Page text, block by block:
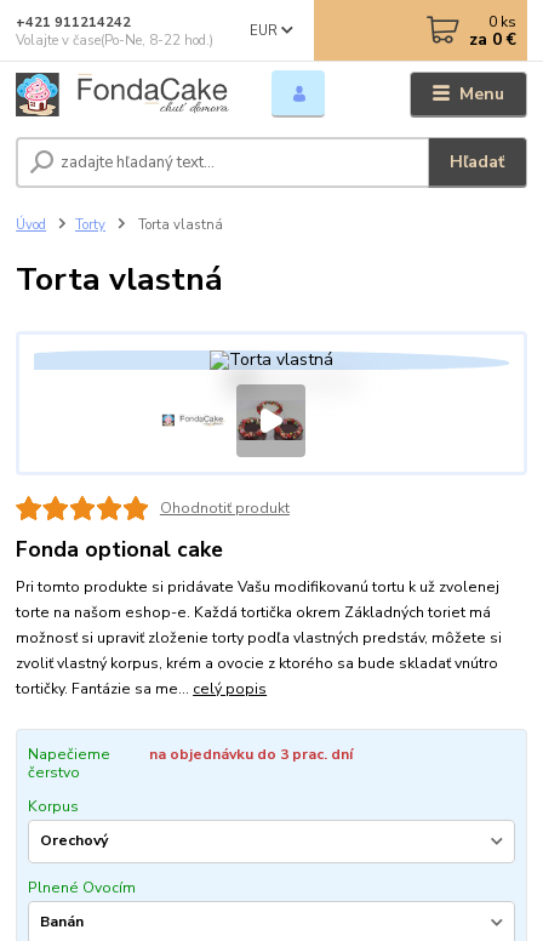
Menu
EUR
Hľadať
+421 911214242
Volajte v čase(Po-Ne, 8-22 hod.)
0 ks
za 0 €
Úvod Torty Torta vlastná
Torta vlastná
Ohodnotiť produkt
Fonda optional cake
Pri tomto produkte si pridávate Vašu modifikovanú tortu k už zvolenej
torte na našom eshop-e. Každá tortička okrem Základných toriet má
možnosť si upraviť zloženie torty podľa vlastných predstáv, môžete si
zvoliť vlastný korpus, krém a ovocie z ktorého sa bude skladať vnútro
tortičky. Fantázie sa me... celý popis
Napečieme
čerstvo
na objednávku do 3 prac. dní
Korpus
Plnené Ovocím